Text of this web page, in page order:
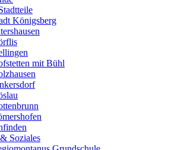
Königsberg
mit Bühl
Soziales